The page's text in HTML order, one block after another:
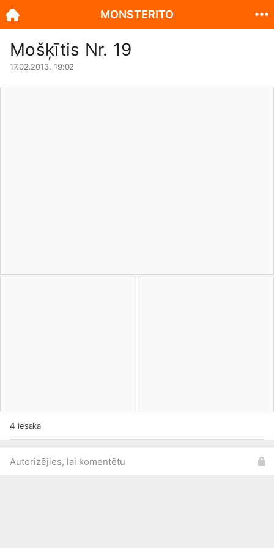
Mošķītis Nr. 19
17.02.2013. 19:02
4 iesaka
Autorizējies, lai komentētu
MONSTERITO